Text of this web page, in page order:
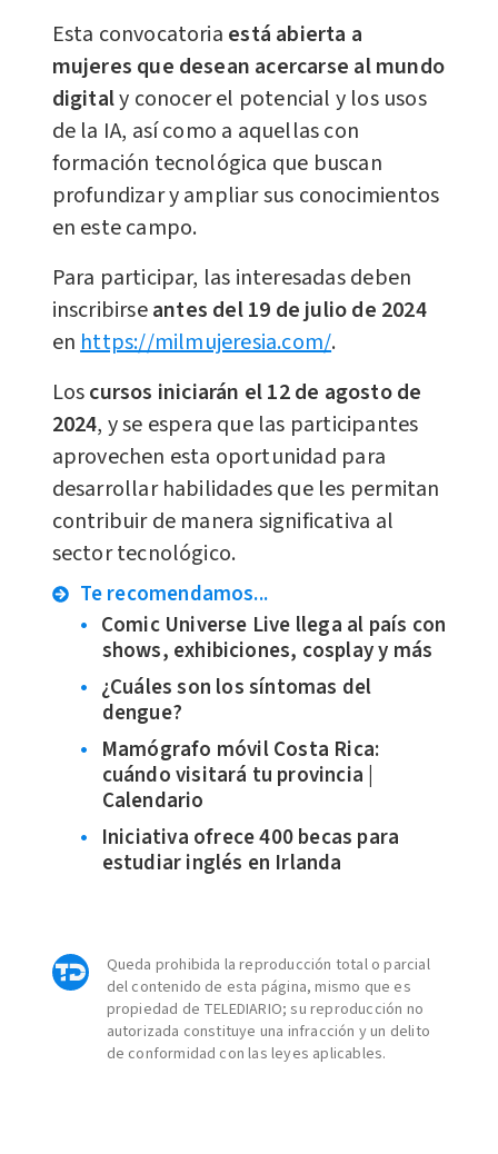
Esta convocatoria está abierta a
mujeres que desean acercarse al mundo
digitaly conocer el potencial y los usos
de la IA, así como a aquellas con
formación tecnológica que buscan
profundizar y ampliar sus conocimientos
en este campo.
Para participar, las interesadas deben
inscribirseantes del 19 de julio de 2024
enhttps://milmujeresia.com/.
Loscursos iniciarán el 12 de agosto de
2024, y se espera que las participantes
aprovechen esta oportunidad para
desarrollar habilidades que les permitan
contribuir de manera significativa al
sector tecnológico.
Te recomendamos...
Comic Universe Live llega al país con
shows, exhibiciones, cosplay y más
¿Cuáles son los síntomas del
dengue?
Mamógrafo móvil Costa Rica:
cuándo visitará tu provincia |
Calendario
Iniciativa ofrece 400 becas para
estudiar inglés en Irlanda
Queda prohibida la reproducción total o parcial
del contenido de esta página, mismo que es
propiedad de TELEDIARIO; su reproducción no
autorizada constituye una infracción y un delito
de conformidad con las leyes aplicables.